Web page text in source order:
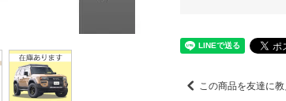
この商品を友達に